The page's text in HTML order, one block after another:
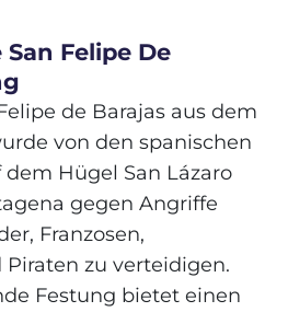
Felipe De
de Barajas aus dem
von den spanischen
Hügel San Lázaro
gegen Angriffe
Franzosen,
zu verteidigen.
Festung bietet einen